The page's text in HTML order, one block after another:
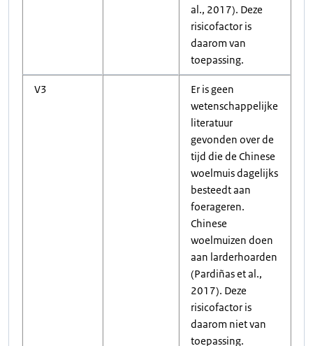
al., 2017). Deze
risicofactor is
daarom van
toepassing.
V3
Er is geen
wetenschappelijke
literatuur
gevonden over de
tijd die de Chinese
woelmuis dagelijks
besteedt aan
foerageren.
Chinese
woelmuizen doen
aan larderhoarden
(Pardiñas et al.,
2017). Deze
risicofactor is
daarom niet van
toepassing.